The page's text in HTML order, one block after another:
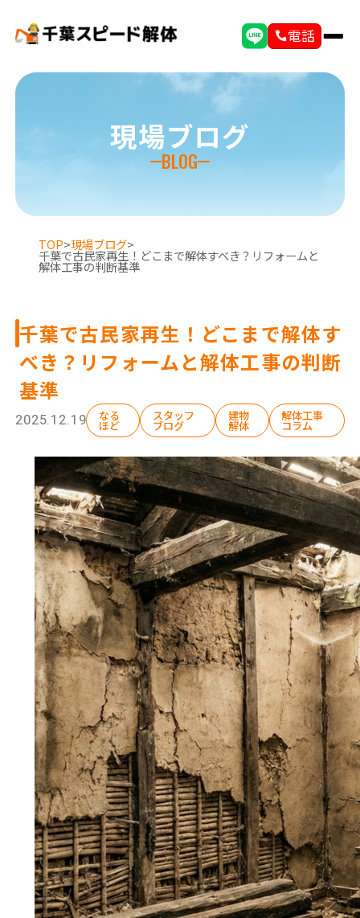
電話
選ばれる理由
解体工事の流れ
会社概要
施工事例
現場ブログ
補助金情報
来店
現場ブログ
BLOG
TOP>現場ブログ>
千葉で古民家再生！どこまで解体すべき？リフォームと
解体工事の判断基準
千葉で古民家再生！どこまで解体す
べき？リフォームと解体工事の判断
基準
2025.12.19 なる
ほど
スタッフ
ブログ
建物
解体
解体工事
コラム